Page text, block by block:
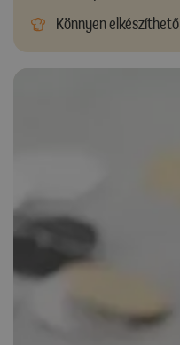
Könnyen elkészíthető